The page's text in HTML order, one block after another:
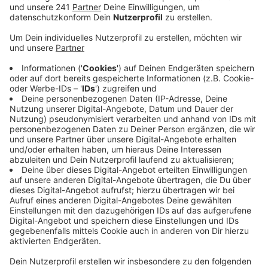
das NRW-Familienministerium jetzt vorgelegt hat.
Demnach hat es allein von Januar bis Ende April
bereits fast 400 solcher Fälle im Bergischen gegeben.
355 Kitas gibt es bei uns – fast 40 Prozent von ihnen
war dieses Jahr bereits von Schließungen, Kürzungen
und Co betroffen. Der Grund dafür ist altbekannt: Es
herrscht Personalmangel. Wie landesweit sind auch bei
uns im Bergischen in den meisten Fällen die
Betreuungszeiten reduziert worden, aber auch die
Platzzahlen wurden eingekürzt. Insgesamt zwölfmal
sind Kita-Türen komplett geschlossen geblieben. Im
Kreisvergleich war das Rheinisch-Bergische stärker
betroffen – vor allem, wenn es um die Schließung